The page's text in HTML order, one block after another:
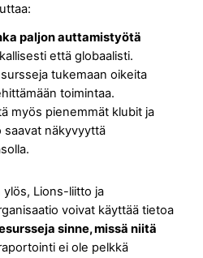
paljon auttamistyötä
että globaalisti.
tukemaan oikeita
toimintaa.
myös pienemmät klubit ja
saavat näkyvyyttä
ylös, Lions-liitto ja
voivat käyttää tietoa
sinne, missä niitä
ei ole pelkkä